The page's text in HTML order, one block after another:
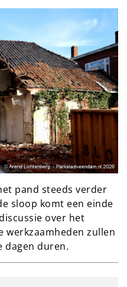
pand steeds verder
sloop komt een einde
over het
werkzaamheden zullen
dagen duren.